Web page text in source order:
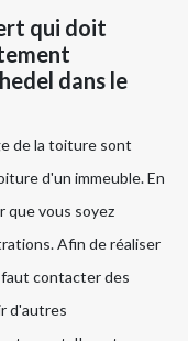
qui doit
dans le
de la toiture sont
d'un immeuble. En
que vous soyez
Afin de réaliser
contacter des
d'autres